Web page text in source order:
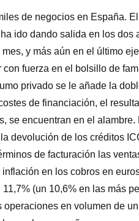
de negocios en España.
ido dando salida en los dos
y más aún en el último
fuerza en el bolsillo de
privado se le añade la
de financiación, el
se encuentran en el alambre.
devolución de los créditos
de facturación las
en los cobros en
(un 10,6% en las más
operaciones en volumen de